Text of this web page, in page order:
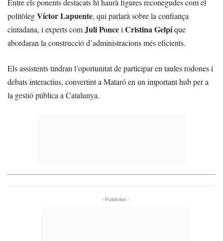
Entre els ponents destacats hi haurà figures reconegudes com el
politòlegVíctor Lapuente, qui parlarà sobre la confiança
ciutadana, i experts comJuli Poncei Cristina Gelpíque
abordaran la construcció d’administracions més eficients.
Els assistents tindran l’oportunitat de participar en taules rodones i
debats interactius, convertint a Mataró en un important hub per a
la gestió pública a Catalunya.
- Publicitat -